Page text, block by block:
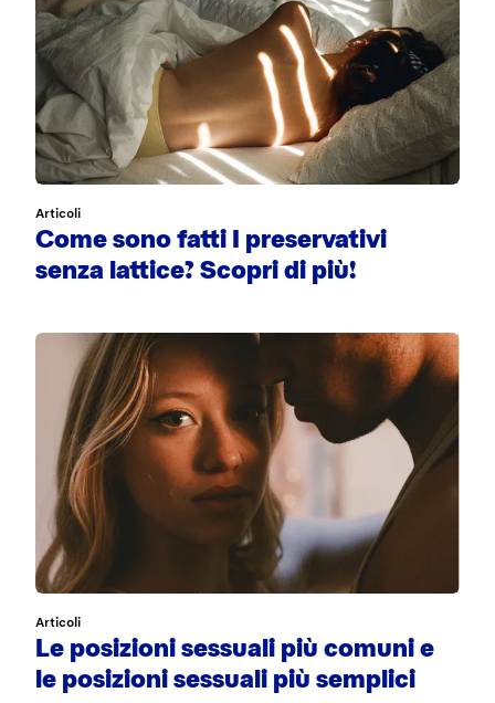
Articoli
Come sono fatti I preservativi
senza lattice? Scopri di più!
Articoli
Le posizioni sessuali più comuni e
le posizioni sessuali più semplici